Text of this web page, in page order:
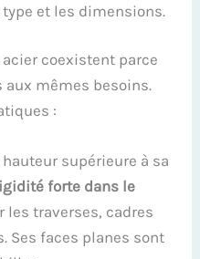
et les dimensions.
coexistent parce
aux mêmes besoins.
:
hauteur supérieure à sa
forte dans le
les traverses, cadres
Ses faces planes sont